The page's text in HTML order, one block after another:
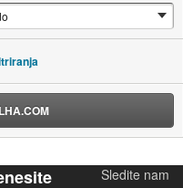
Sledite nam